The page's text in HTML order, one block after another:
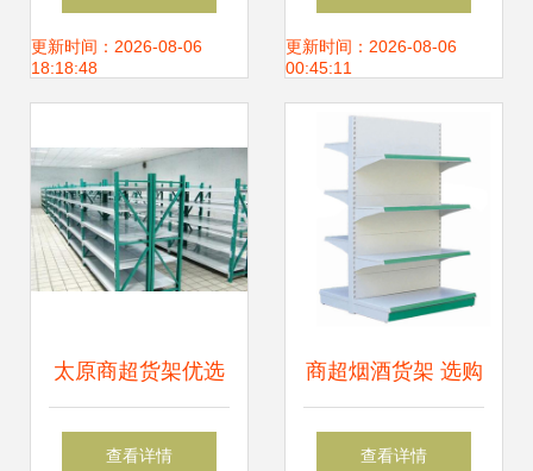
局的真实解读
更新时间：2026-08-06
18:18:48
列与视觉营销新标
杆
更新时间：2026-08-06
00:45:11
太原商超货架优选
迪雀美家俱，厂家
查看详情
商超烟酒货架 选购
指南、价格因素与
查看详情